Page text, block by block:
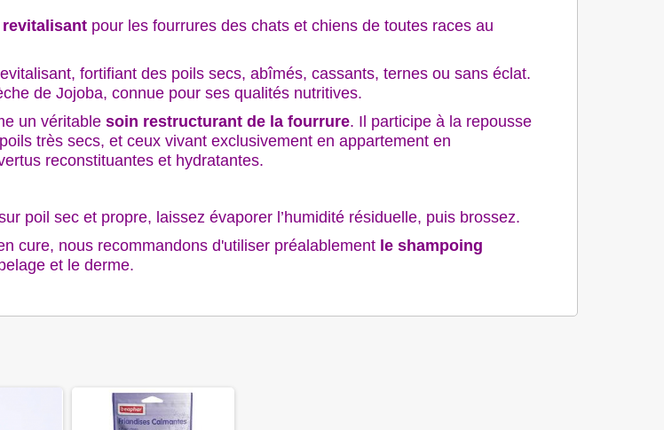
pour les fourrures des chats et chiens de toutes races au
fortifiant des poils secs, abîmés, cassants, ternes ou sans éclat.
de Jojoba, connue pour ses qualités nutritives.
un véritable soin restructurant de la fourrure. Il participe à la repousse
très secs, et ceux vivant exclusivement en appartement en
reconstituantes et hydratantes.
poil sec et propre, laissez évaporer l’humidité résiduelle, puis brossez.
cure, nous recommandons d'utiliser préalablement le shampoing
et le derme.